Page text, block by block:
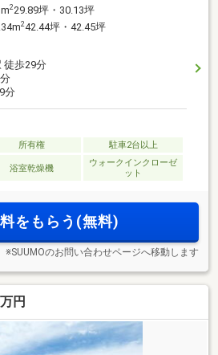
229.89坪・30.13坪
242.44坪・42.45坪
徒歩29分
分
所有権 駐車2台以上
浴室乾燥機
ウォークインクローゼ
ット
をもらう(無料)
※SUUMOのお問い合わせページへ移動します
円